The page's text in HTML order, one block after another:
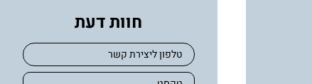
חוות דעת